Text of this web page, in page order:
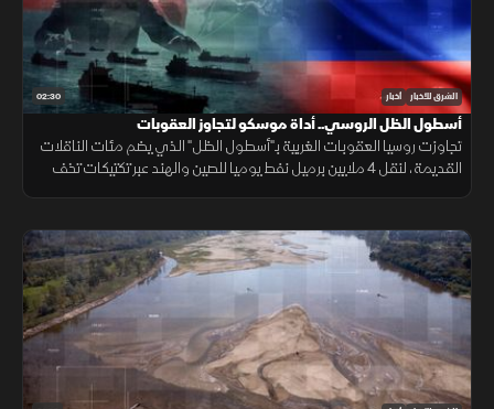
02:30 الشرق للأخبار أخبار
أسطول الظل الروسي.. أداة موسكو لتجاوز العقوبات
تجاوزت روسيا العقوبات الغربية بـ"أسطول الظل" الذي يضم مئات الناقلات
القديمة، لنقل 4 ملايين برميل نفط يوميا للصين والهند عبر تكتيكات تخف